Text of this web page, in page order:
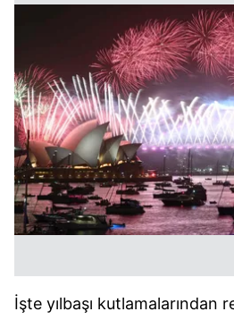
İşte yılbaşı kutlamalarından